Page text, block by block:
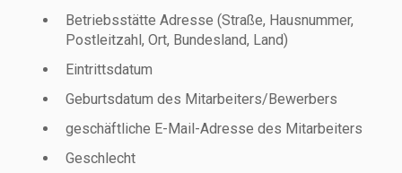
Betriebsstätte Adresse (Straße, Hausnummer,
Postleitzahl, Ort, Bundesland, Land)
Eintrittsdatum
Geburtsdatum des Mitarbeiters/Bewerbers
geschäftliche E-Mail-Adresse des Mitarbeiters
Geschlecht